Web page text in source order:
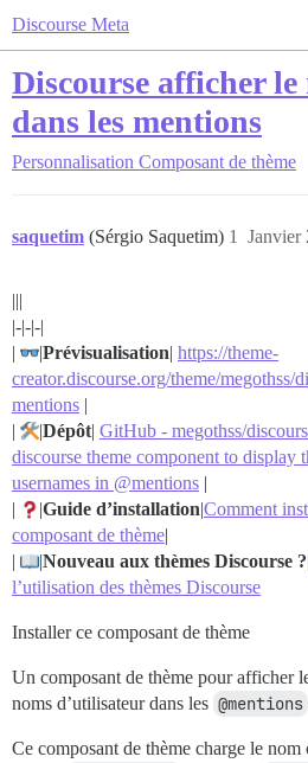
Discourse Meta
Discourse afficher
dans les mentions
Personnalisation Composant de thème
saquetim (Sérgio Saquetim) Janvier
1
|||
|-|-|-|
|
|Prévisualisation| https://theme-
creator.discourse.org/theme/megothss/
mentions |
|
|Dépôt| GitHub - megothss/
discourse theme component to display
usernames in @mentions |
|
|Guide d’installation|Comment
composant de thème|
|
|Nouveau aux thèmes Discourse ?
l’utilisation des thèmes Discourse
Installer ce composant de thème
Un composant de thème pour afficher
noms d’utilisateur dans les @mentions
Ce composant de thème charge le